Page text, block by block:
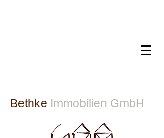
Bethke Immobilien GmbH​